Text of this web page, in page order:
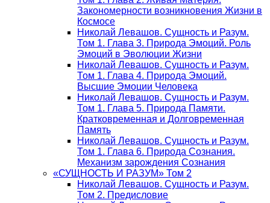
Закономерности возникновения Жизни в
Космосе
Николай Левашов. Сущность и Разум.
Том 1. Глава 3. Природа Эмоций. Роль
Эмоций в Эволюции Жизни
Николай Левашов. Сущность и Разум.
Том 1. Глава 4. Природа Эмоций.
Высшие Эмоции Человека
Николай Левашов. Сущность и Разум.
Том 1. Глава 5. Природа Памяти.
Кратковременная и Долговременная
Память
Николай Левашов. Сущность и Разум.
Том 1. Глава 6. Природа Сознания.
Механизм зарождения Сознания
«СУЩНОСТЬ И РАЗУМ» Том 2
Николай Левашов. Сущность и Разум.
Том 2. Предисловие